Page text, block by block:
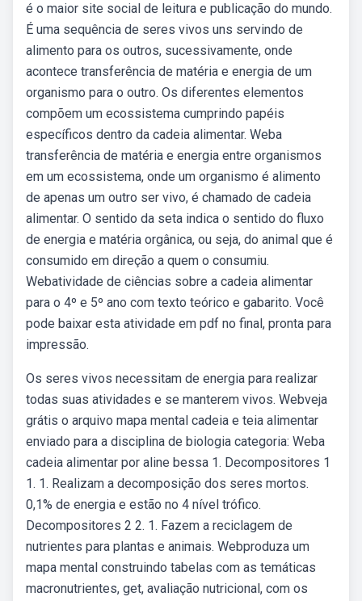
é o maior site social de leitura e publicação do mundo.
É uma sequência de seres vivos uns servindo de
alimento para os outros, sucessivamente, onde
acontece transferência de matéria e energia de um
organismo para o outro. Os diferentes elementos
compõem um ecossistema cumprindo papéis
específicos dentro da cadeia alimentar. Weba
transferência de matéria e energia entre organismos
em um ecossistema, onde um organismo é alimento
de apenas um outro ser vivo, é chamado de cadeia
alimentar. O sentido da seta indica o sentido do fluxo
de energia e matéria orgânica, ou seja, do animal que é
consumido em direção a quem o consumiu.
Webatividade de ciências sobre a cadeia alimentar
para o 4º e 5º ano com texto teórico e gabarito. Você
pode baixar esta atividade em pdf no final, pronta para
impressão.
Os seres vivos necessitam de energia para realizar
todas suas atividades e se manterem vivos. Webveja
grátis o arquivo mapa mental cadeia e teia alimentar
enviado para a disciplina de biologia categoria: Weba
cadeia alimentar por aline bessa 1. Decompositores 1
1. 1. Realizam a decomposição dos seres mortos.
0,1% de energia e estão no 4 nível trófico.
Decompositores 2 2. 1. Fazem a reciclagem de
nutrientes para plantas e animais. Webproduza um
mapa mental construindo tabelas com as temáticas
macronutrientes, get, avaliação nutricional, com os